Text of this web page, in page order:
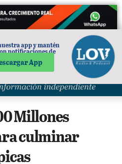
Millones
culminar
app y mantén
notificaciones de
App